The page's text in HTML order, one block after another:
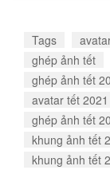
Tags
ghép ảnh tết
ghép ảnh tết
avatar tết 2021
ghép ảnh tết
khung ảnh tết
khung ảnh tết